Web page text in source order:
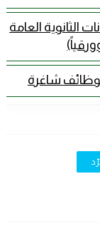
الثانوية العامة
شاغرة